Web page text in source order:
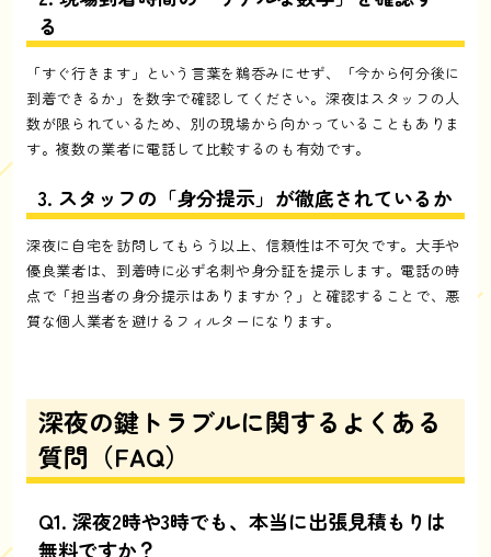
る
「すぐ行きます」という言葉を鵜呑みにせず、「今から何分後に
到着できるか」を数字で確認してください。深夜はスタッフの人
数が限られているため、別の現場から向かっていることもありま
す。複数の業者に電話して比較するのも有効です。
3. スタッフの「身分提示」が徹底されているか
深夜に自宅を訪問してもらう以上、信頼性は不可欠です。大手や
優良業者は、到着時に必ず名刺や身分証を提示します。電話の時
点で「担当者の身分提示はありますか？」と確認することで、悪
質な個人業者を避けるフィルターになります。
深夜の鍵トラブルに関するよくある
質問（FAQ）
Q1. 深夜2時や3時でも、本当に出張見積もりは
無料ですか？